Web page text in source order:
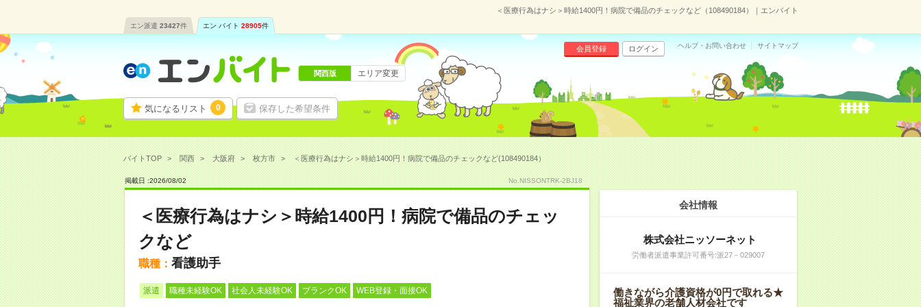
＜医療行為はナシ＞時給1400円！病院で備品のチェックなど（108490184）｜エンバイト
エン派遣 23427件 エン バイト 28905件
気になるリスト 0 保存した希望条件
会員登録 ログイン ヘルプ・お問い合わせ サイトマップ
関西版 エリア変更
バイトTOP 関西 大阪府 枚方市 ＜医療行為はナシ＞時給1400円！病院で備品のチェックなど(108490184）
掲載日 :2026/08/02 No.NISSONTRK-2BJ18
＜医療行為はナシ＞時給1400円！病院で備品のチェッ
クなど
職種： 看護助手
派遣 職種未経験OK 社会人未経験OK ブランクOK WEB登録・面接OK
会社情報
株式会社ニッソーネット
労働者派遣事業許可番号:派27－029007
働きながら介護資格が0円で取れる★
福祉業界の老舗人材会社です